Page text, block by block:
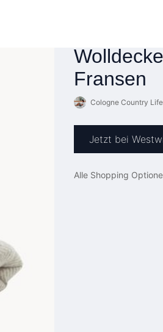
Fransen
Cologne Country Life
Jetzt bei
Alle Shopping